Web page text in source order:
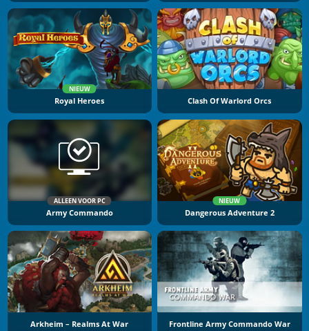
NIEUW
Royal Heroes Clash Of Warlord Orcs
ALLEEN VOOR PC
Army Commando
NIEUW
Dangerous Adventure 2
Arkheim – Realms At War Frontline Army Commando War